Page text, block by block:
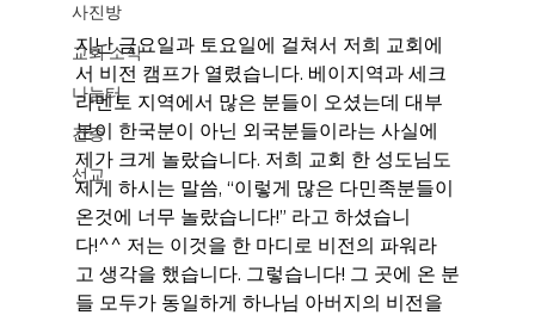
사진방
교회 소식
나눔터
간증
선교
지난 금요일과 토요일에 걸쳐서 저희 교회에
서 비전 캠프가 열렸습니다. 베이지역과 세크
라멘토 지역에서 많은 분들이 오셨는데 대부
분이 한국분이 아닌 외국분들이라는 사실에
제가 크게 놀랐습니다. 저희 교회 한 성도님도
제게 하시는 말씀, “이렇게 많은 다민족분들이
온것에 너무 놀랐습니다!” 라고 하셨습니
다!^^ 저는 이것을 한 마디로 비전의 파워라
고 생각을 했습니다. 그렇습니다! 그 곳에 온 분
들 모두가 동일하게 하나님 아버지의 비전을